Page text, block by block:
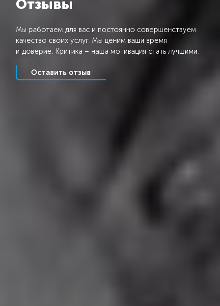
Отзывы
Мы работаем для вас и постоянно совершенствуем
качество своих услуг. Мы ценим ваши время
и доверие. Критика – наша мотивация стать лучшими.
Оставить отзыв